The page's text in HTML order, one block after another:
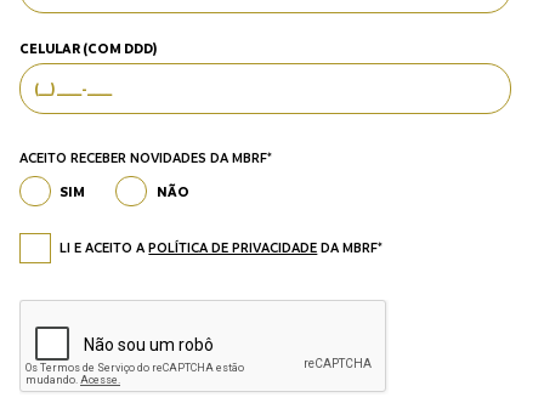
CELULAR (COM DDD)
ACEITO RECEBER NOVIDADES DA MBRF*
SIM NÃO
LI E ACEITO A POLÍTICA DE PRIVACIDADE DA MBRF*